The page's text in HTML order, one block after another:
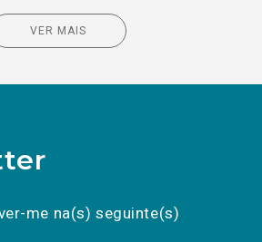
VER MAIS
me na(s) seguinte(s)